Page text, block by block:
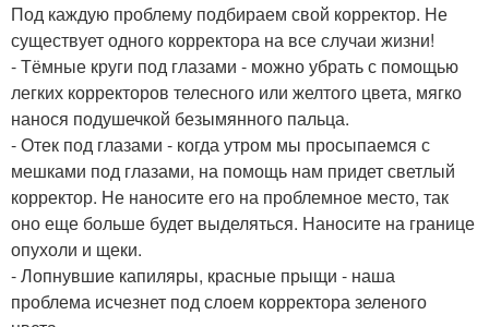
Под каждую проблему подбираем свой корректор. Не
существует одного корректора на все случаи жизни!
- Тёмные круги под глазами - можно убрать с помощью
легких корректоров телесного или желтого цвета, мягко
нанося подушечкой безымянного пальца.
- Отек под глазами - когда утром мы просыпаемся с
мешками под глазами, на помощь нам придет светлый
корректор. Не наносите его на проблемное место, так
оно еще больше будет выделяться. Наносите на границе
опухоли и щеки.
- Лопнувшие капиляры, красные прыщи - наша
проблема исчезнет под слоем корректора зеленого